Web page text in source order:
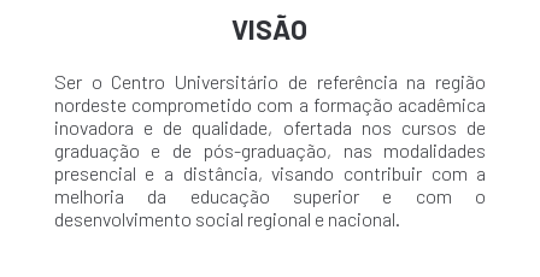
VISÃO
Ser o Centro Universitário de referência na região
nordeste comprometido com a formação acadêmica
inovadora e de qualidade, ofertada nos cursos de
graduação e de pós-graduação, nas modalidades
presencial e a distância, visando contribuir com a
melhoria da educação superior e com o
desenvolvimento social regional e nacional.